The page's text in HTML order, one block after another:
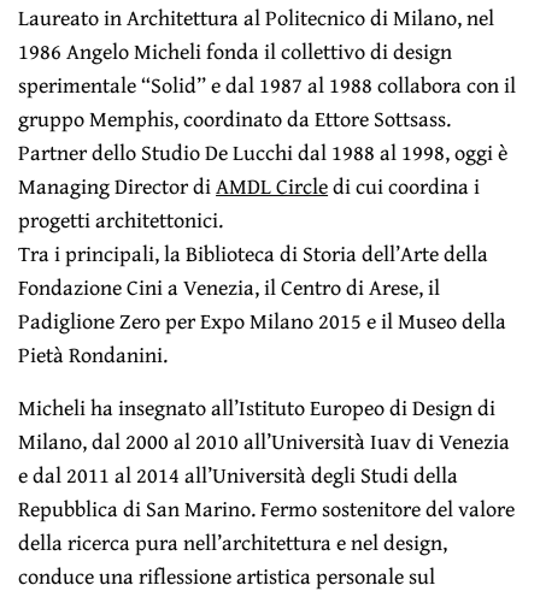
Laureato in Architettura al Politecnico di Milano, nel
1986 Angelo Micheli fonda il collettivo di design
sperimentale “Solid” e dal 1987 al 1988 collabora con il
gruppo Memphis, coordinato da Ettore Sottsass.
Partner dello Studio De Lucchi dal 1988 al 1998, oggi è
Managing Director diAMDL Circledi cui coordina i
progetti architettonici.
Tra i principali, la Biblioteca di Storia dell’Arte della
Fondazione Cini a Venezia, il Centro di Arese, il
Padiglione Zero per Expo Milano 2015 e il Museo della
Pietà Rondanini.
Micheli ha insegnato all’Istituto Europeo di Design di
Milano, dal 2000 al 2010 all’Università Iuav di Venezia
e dal 2011 al 2014 all’Università degli Studi della
Repubblica di San Marino. Fermo sostenitore del valore
della ricerca pura nell’architettura e nel design,
conduce una riflessione artistica personale sul